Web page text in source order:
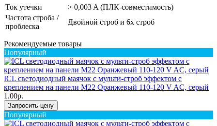
Ток утечки
> 0,003 A (ПЛК-совместимость)
Частота строба /
проблеска
Двойной строб и 6x строб
Рекомендуемые товары
Популярный
ICL светодиодный маячок с мульти-строб эффектом с
креплением на панели M22 Оранжевый 110-120 V AC, серый
1.00р.
Запросить цену
Популярный